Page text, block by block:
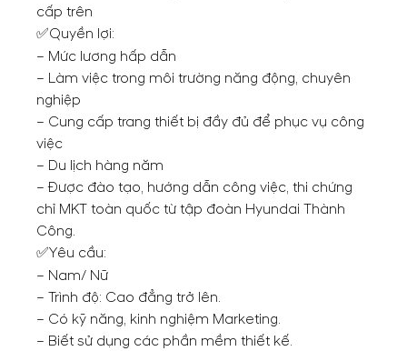
cấp trên
✅Quyền lợi:
– Mức lương hấp dẫn
– Làm việc trong môi trường năng động, chuyên
nghiệp
– Cung cấp trang thiết bị đầy đủ để phục vụ công
việc
– Du lịch hàng năm
– Được đào tạo, hướng dẫn công việc, thi chứng
chỉ MKT toàn quốc từ tập đoàn Hyundai Thành
Công.
✅Yêu cầu:
– Nam/ Nữ
– Trình độ: Cao đẳng trở lên.
– Có kỹ năng, kinh nghiệm Marketing.
– Biết sử dụng các phần mềm thiết kế.